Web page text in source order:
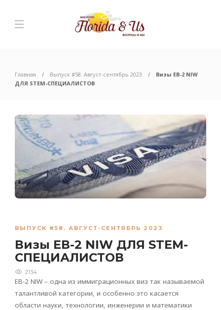
Главная Выпуск #58. Август-сентябрь 2023
Визы ЕВ-2 NIW
ДЛЯ STEM-СПЕЦИАЛИСТОВ
ВЫПУСК #58. АВГУСТ-СЕНТЯБРЬ 2023
Визы ЕВ-2 NIW ДЛЯ STEM-
СПЕЦИАЛИСТОВ
2134
ЕВ-2 NIW – одна из иммиграционных виз так называемой
талантливой категории, и особенно это касается
области науки, технологии, инженерии и математики